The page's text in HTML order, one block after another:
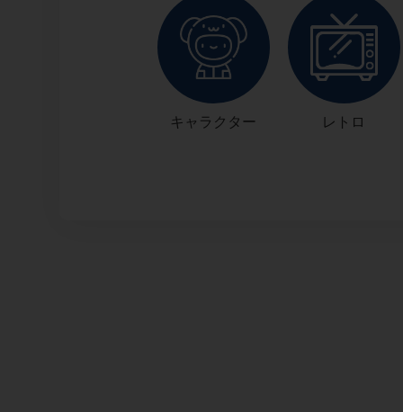
キャラクター レトロ